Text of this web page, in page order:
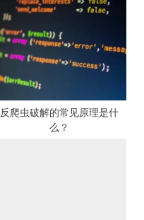
反爬虫破解的常见原理是什
么？